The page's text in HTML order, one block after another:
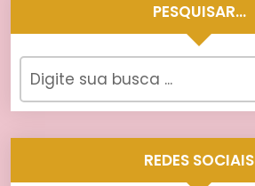
PESQUISAR…
REDES SOCIAIS